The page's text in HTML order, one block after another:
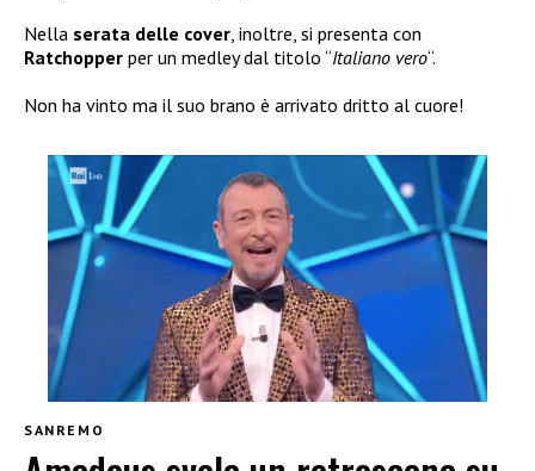
Nella serata delle cover, inoltre, si presenta con
Ratchopper per un medley dal titolo “Italiano vero“.
Non ha vinto ma il suo brano è arrivato dritto al cuore!
SANREMO